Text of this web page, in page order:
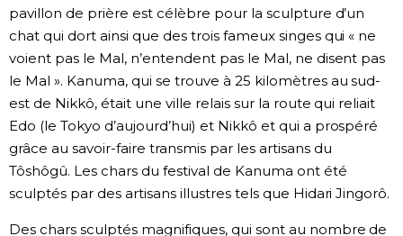
pavillon de prière est célèbre pour la sculpture d’un
chat qui dort ainsi que des trois fameux singes qui « ne
voient pas le Mal, n’entendent pas le Mal, ne disent pas
le Mal ». Kanuma, qui se trouve à 25 kilomètres au sud-
est de Nikkô, était une ville relais sur la route qui reliait
Edo (le Tokyo d’aujourd’hui) et Nikkô et qui a prospéré
grâce au savoir-faire transmis par les artisans du
Tôshôgû. Les chars du festival de Kanuma ont été
sculptés par des artisans illustres tels que Hidari Jingorô.
Des chars sculptés magnifiques, qui sont au nombre de